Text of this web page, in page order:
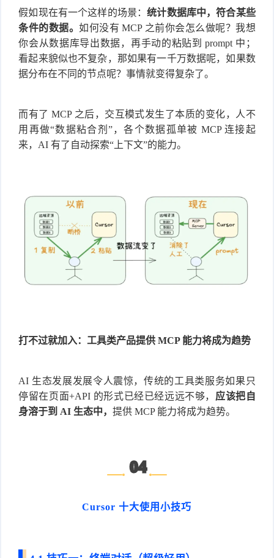
假如现在有一个这样的场景：统计数据库中，符合某些
条件的数据。如何没有 MCP 之前你会怎么做呢？我想
你会从数据库导出数据，再手动的粘贴到 prompt 中；
看起来貌似也不复杂，那如果有一千万数据呢，如果数
据分布在不同的节点呢？事情就变得复杂了。
而有了 MCP 之后，交互模式发生了本质的变化，人不
用再做“数据粘合剂”，各个数据孤单被 MCP 连接起
来，AI 有了自动探索“上下文”的能力。
打不过就加入：工具类产品提供 MCP 能力将成为趋势
AI 生态发展发展令人震惊，传统的工具类服务如果只
停留在页面+API 的形式已经已经远远不够， 应该把自
身溶于到 AI 生态中，提供 MCP 能力将成为趋势。
04
Cursor 十大使用小技巧